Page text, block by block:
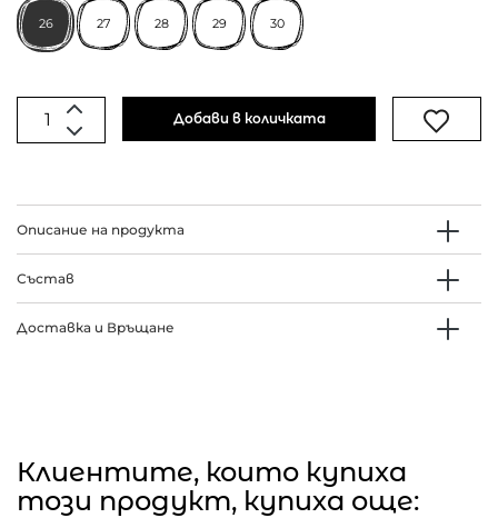
26 27 28 29 30
Добави в количката
Описание на продукта
Състав
Доставка и Връщане
Клиентите, които купиха
този продукт, купиха още: